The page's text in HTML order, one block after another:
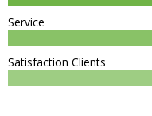
Service
Satisfaction Clients